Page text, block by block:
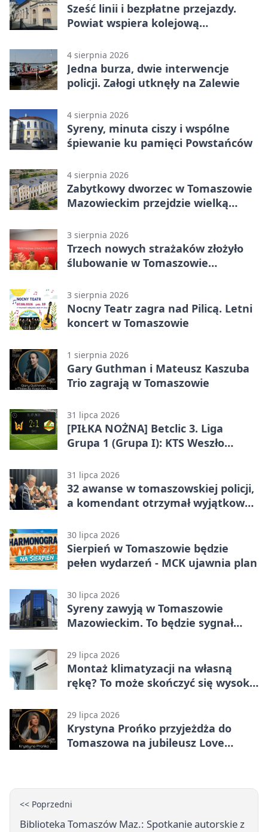
Sześć linii i bezpłatne przejazdy.
Powiat wspiera kolejową
4 sierpnia 2026
Jedna burza, dwie interwencje
policji. Załogi utknęły na Zalewie
4 sierpnia 2026
Syreny, minuta ciszy i wspólne
śpiewanie ku pamięci Powstańców
4 sierpnia 2026
Zabytkowy dworzec w Tomaszowie
Mazowieckim przejdzie wielką
wykonawcy
3 sierpnia 2026
Trzech nowych strażaków złożyło
ślubowanie w Tomaszowie
3 sierpnia 2026
Nocny Teatr zagra nad Pilicą. Letni
koncert w Tomaszowie
1 sierpnia 2026
Gary Guthman i Mateusz Kaszuba
Trio zagrają w Tomaszowie
31 lipca 2026
[PIŁKA NOŻNA] Betclic 3. Liga
Grupa 1 (Grupa I): KTS Weszło
Mazowiecki 2:1
31 lipca 2026
32 awanse w tomaszowskiej policji,
a komendant otrzymał wyjątkowy
30 lipca 2026
Sierpień w Tomaszowie będzie
pełen wydarzeń - MCK ujawnia plan
30 lipca 2026
Syreny zawyją w Tomaszowie
Mazowieckim. To będzie sygnał
29 lipca 2026
Montaż klimatyzacji na własną
rękę? To może skończyć się wysoką
29 lipca 2026
Krystyna Prońko przyjeżdża do
Tomaszowa na jubileusz Love
<< Poprzedni
Biblioteka Tomaszów Maz.: Spotkanie autorskie z